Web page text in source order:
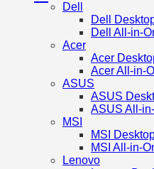
Dell
Dell
Dell All-in-
Acer
Acer
Acer All-in-
ASUS
ASUS
ASUS All-
MSI
MSI
MSI All-in-
Lenovo